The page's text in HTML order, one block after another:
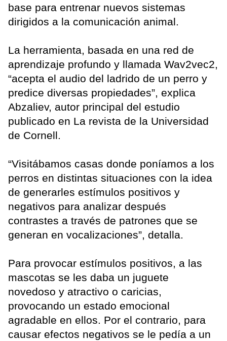
base para entrenar nuevos sistemas
dirigidos a la comunicación animal.
La herramienta, basada en una red de
aprendizaje profundo y llamada Wav2vec2,
“acepta el audio del ladrido de un perro y
predice diversas propiedades”, explica
Abzaliev, autor principal del estudio
publicado en La revista de la Universidad
de Cornell.
“Visitábamos casas donde poníamos a los
perros en distintas situaciones con la idea
de generarles estímulos positivos y
negativos para analizar después
contrastes a través de patrones que se
generan en vocalizaciones”, detalla.
Para provocar estímulos positivos, a las
mascotas se les daba un juguete
novedoso y atractivo o caricias,
provocando un estado emocional
agradable en ellos. Por el contrario, para
causar efectos negativos se le pedía a un